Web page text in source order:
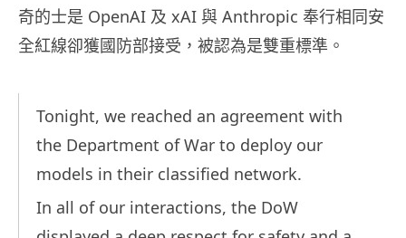
奇的士是 OpenAI 及 xAI 與 Anthropic 奉行相同安
全紅線卻獲國防部接受，被認為是雙重標準。
Tonight, we reached an agreement with
the Department of War to deploy our
models in their classified network.
In all of our interactions, the DoW